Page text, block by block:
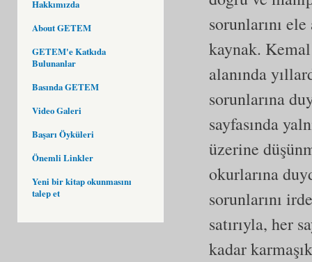
Hakkımızda
About GETEM
GETEM'e Katkıda
Bulunanlar
Basında GETEM
Video Galeri
Başarı Öyküleri
Önemli Linkler
Yeni bir kitap okunmasını
talep et
sorunlarını
kaynak.
alanında
sorunlarına
sayfasında
üzerine
okurlarına
sorunlarını
satırıyla, her
kadar